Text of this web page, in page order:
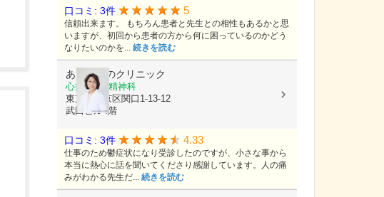
口コミ: 3件 5
信頼出来ます。 もちろん患者と先生との相性もあるかと思
いますが、初回から患者の方から何に困っているのかどう
なりたいのかを... 続きを読む
あんず心のクリニック
心療内科, 精神科
東京都文京区関口1-13-12
武田ビル4階
口コミ: 3件 4.33
仕事のため鬱症状になり受診したのですが、小さな事から
本当に熱心に話を聞いてくださり感謝しています。人の痛
みがわかる先生だ... 続きを読む